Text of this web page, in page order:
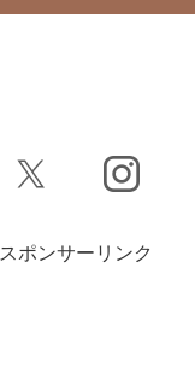
スポンサーリンク